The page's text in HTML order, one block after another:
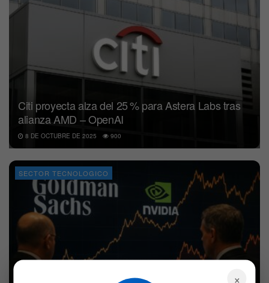
Citi proyecta alza del 25 % para Astera Labs tras
alianza AMD – OpenAI
8 DE OCTUBRE DE 2025 900
SECTOR TECNOLOGICO
×